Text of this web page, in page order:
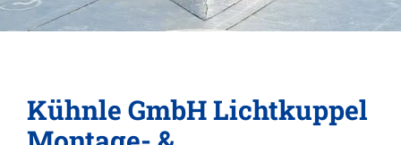
Kühnle GmbH Lichtkuppel